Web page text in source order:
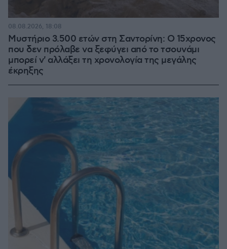
Μυστήριο 3.500 ετών στη Σαντορίνη: Ο 15χρονος
που δεν πρόλαβε να ξεφύγει από το τσουνάμι
μπορεί ν' αλλάξει τη χρονολογία της μεγάλης
έκρηξης
08.08.2026, 18:08